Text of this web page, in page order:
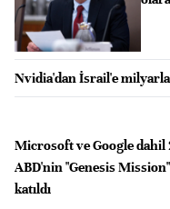
Nvidia'dan İsrail'e
Microsoft ve Google dahil
ABD'nin "Genesis
katıldı